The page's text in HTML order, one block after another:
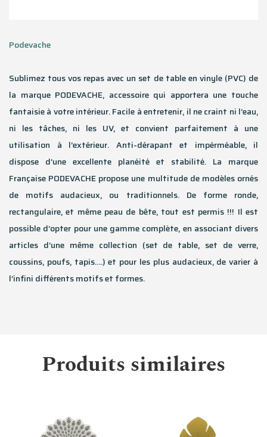
Podevache
Sublimez tous vos repas avec un set de table en vinyle (PVC) de
la marque PODEVACHE, accessoire qui apportera une touche
fantaisie à votre intérieur. Facile à entretenir, il ne craint ni l’eau,
ni les tâches, ni les UV, et convient parfaitement à une
utilisation à l’extérieur. Anti-dérapant et impérméable, il
dispose d’une excellente planéité et stabilité. La marque
Française PODEVACHE propose une multitude de modèles ornés
de motifs audacieux, ou traditionnels. De forme ronde,
rectangulaire, et même peau de bête, tout est permis !!! Il est
possible d’opter pour une gamme complète, en associant divers
articles d’une même collection (set de table, set de verre,
coussins, poufs, tapis….) et pour les plus audacieux, de varier à
l’infini différents motifs et formes.
Produits similaires